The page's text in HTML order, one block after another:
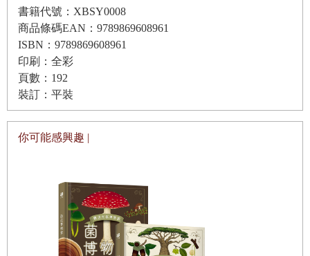
扇門，從此通向更廣大世界。
榮格心理分析學派對人類心靈有一個假設，認為人的內在有
一個核心真我（
命的發展有獨特的意圖，它發展的目的是要成為一個完整、
獨特又真實的自己。榮格考察不同民族的宗教、神話、傳
說、童話與寓言，得到所有人類共有的幾種原型。他認為原
型故事在文學的位置就如同單細胞般的存在，擁有不停被演
111
個最難忘的故事》邀請了臺灣四十位老中青不同
世代的兒文作家，各自採集童年最難忘的故事，改寫為八百
字短篇故事，並說明這個故事令他難忘的原因。奇妙的是，
這些被記錄的故事大多是中西方神話、童話等民間文學，以
書籍代號：XBSY0008
商品條碼EAN：9789869608961
ISBN：9789869608961
印刷：全彩
頁數：192
裝訂：平裝
你可能感興趣 |